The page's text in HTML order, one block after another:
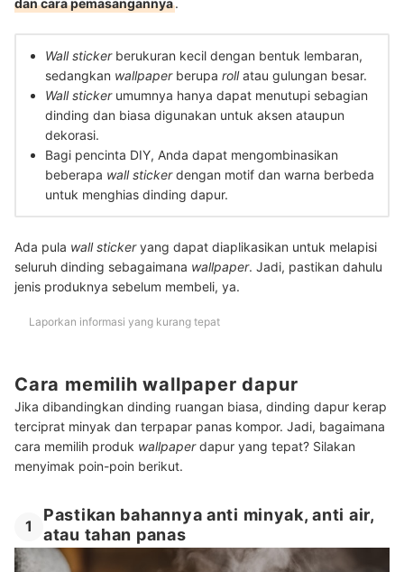
Wall stickerberukuran kecil dengan bentuk lembaran,
sedangkan wallpaperberupa rollatau gulungan besar.
Wall sticker umumnya hanya dapat menutupi sebagian
dinding dan biasa digunakan untuk aksen ataupun
dekorasi.
Bagi pencinta DIY, Anda dapat mengombinasikan
beberapa wall stickerdengan motif dan warna berbeda
untuk menghias dinding dapur.
Ada pula wall stickeryang dapat diaplikasikan untuk melapisi
seluruh dinding sebagaimana wallpaper. Jadi, pastikan dahulu
jenis produknya sebelum membeli, ya.
Laporkan informasi yang kurang tepat
Cara memilih wallpaper dapur
Jika dibandingkan dinding ruangan biasa, dinding dapur kerap
terciprat minyak dan terpapar panas kompor. Jadi, bagaimana
cara memilih produk wallpaperdapur yang tepat? Silakan
menyimak poin-poin berikut.
1
Pastikan bahannya anti minyak, anti air,
atau tahan panas